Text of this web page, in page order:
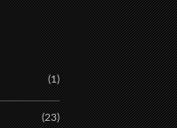
(1)
(23)